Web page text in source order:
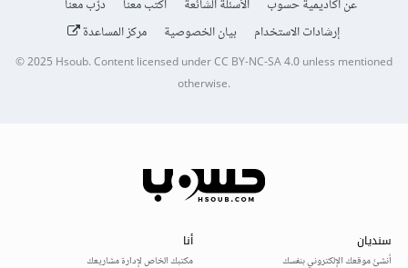
عن أكاديمية حسوب الأسئلة الشائعة اكتب معنا
درّب معنا
إرشادات الاستخدام
بيان الخصوصية مركز المساعدة
© 2025Hsoub.Content licensed underCC BY-NC-SA 4.0unless mentioned
otherwise.